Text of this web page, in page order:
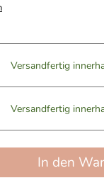
Versandfertig
Versandfertig
In den